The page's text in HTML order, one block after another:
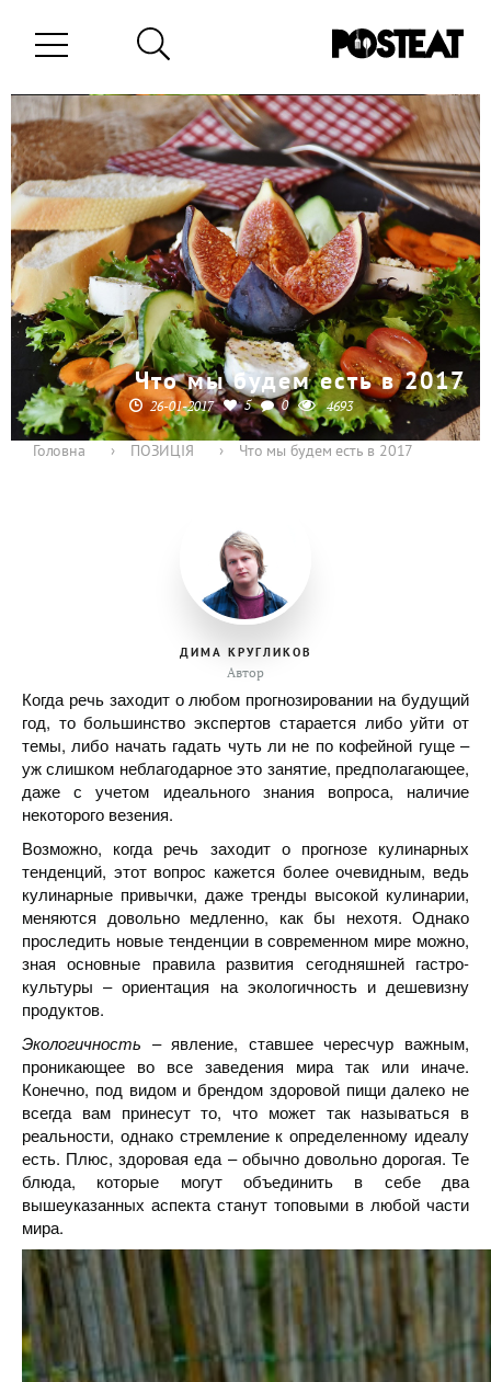
Что мы будем есть в 2017
26-01-2017 5 0 4693
Головна › ПОЗИЦІЯ › Что мы будем есть в 2017
ДИМА КРУГЛИКОВ
Автор
Когда речь заходит о любом прогнозировании на будущий
год, то большинство экспертов старается либо уйти от
темы, либо начать гадать чуть ли не по кофейной гуще –
уж слишком неблагодарное это занятие, предполагающее,
даже с учетом идеального знания вопроса, наличие
некоторого везения.
Возможно, когда речь заходит о прогнозе кулинарных
тенденций, этот вопрос кажется более очевидным, ведь
кулинарные привычки, даже тренды высокой кулинарии,
меняются довольно медленно, как бы нехотя. Однако
проследить новые тенденции в современном мире можно,
зная основные правила развития сегодняшней гастро-
культуры – ориентация на экологичность и дешевизну
продуктов.
Экологичность – явление, ставшее чересчур важным,
проникающее во все заведения мира так или иначе.
Конечно, под видом и брендом здоровой пищи далеко не
всегда вам принесут то, что может так называться в
реальности, однако стремление к определенному идеалу
есть. Плюс, здоровая еда – обычно довольно дорогая. Те
блюда, которые могут объединить в себе два
вышеуказанных аспекта станут топовыми в любой части
мира.